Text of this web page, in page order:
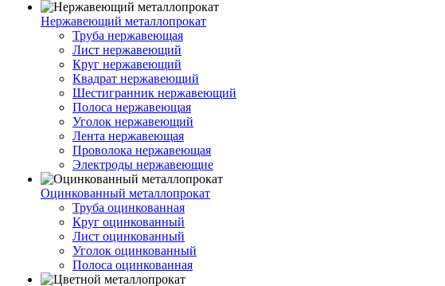
Нержавеющий металлопрокат
Труба нержавеющая
Лист нержавеющий
Круг нержавеющий
Квадрат нержавеющий
Шестигранник нержавеющий
Полоса нержавеющая
Уголок нержавеющий
Лента нержавеющая
Проволока нержавеющая
Электроды нержавеющие
Оцинкованный металлопрокат
Труба оцинкованная
Круг оцинкованный
Лист оцинкованный
Уголок оцинкованный
Полоса оцинкованная